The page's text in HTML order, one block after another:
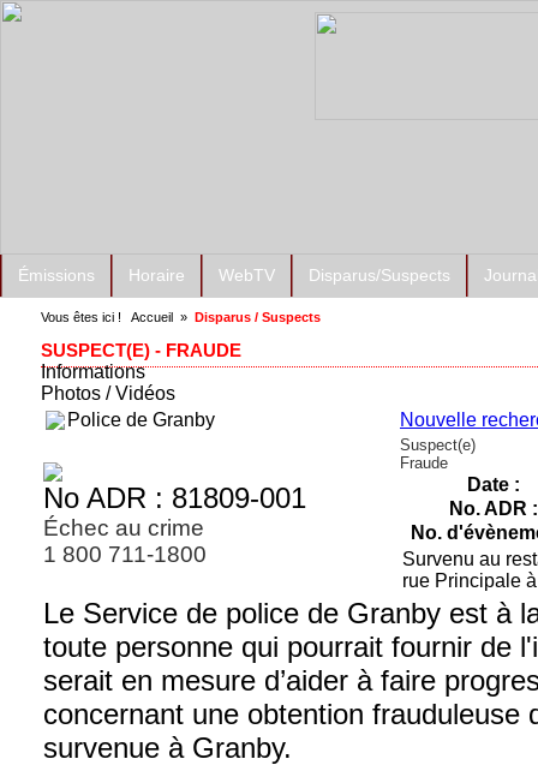
Émissions Horaire WebTV Disparus/Suspects
Vous êtes ici ! Accueil » Disparus / Suspects
SUSPECT(E) - FRAUDE
Informations
Photos / Vidéos
Police de Granby
Nouvelle
No ADR : 81809-001
Échec au crime
1 800 711-1800
Suspect(e)
Fraude
Date :
No. ADR :
No.
Survenu au
rue Principale
Le Service de police de Granby est à
toute personne qui pourrait fournir de
serait en mesure d’aider à faire
concernant une obtention frauduleuse
survenue à Granby.